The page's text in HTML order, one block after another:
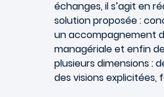
échanges, il s’agit en
solution proposée :
un accompagnement
managériale et enfin
plusieurs dimensions :
des visions explicitées,